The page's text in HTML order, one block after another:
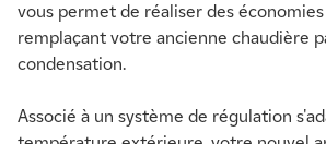
vous permet de réaliser des
remplaçant votre ancienne chaudière
condensation.
Associé à un système de régulation